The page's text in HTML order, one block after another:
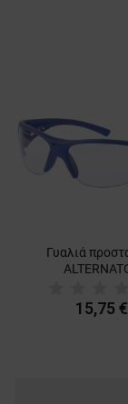
Γυαλιά
15,75 €